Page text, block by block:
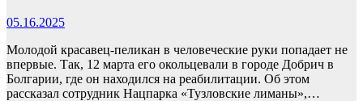
05.16.2025
Молодой красавец-пеликан в человеческие руки попадает не
впервые. Так, 12 марта его окольцевали в городе Добрич в
Болгарии, где он находился на реабилитации. Об этом
рассказал сотрудник Нацпарка «Тузловские лиманы»,…